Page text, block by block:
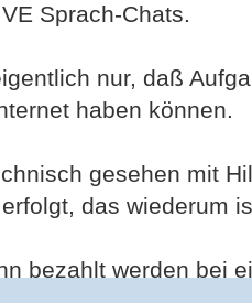
Sprach-Chats.
nur, daß
haben können.
gesehen mit
das wiederum
bezahlt werden bei